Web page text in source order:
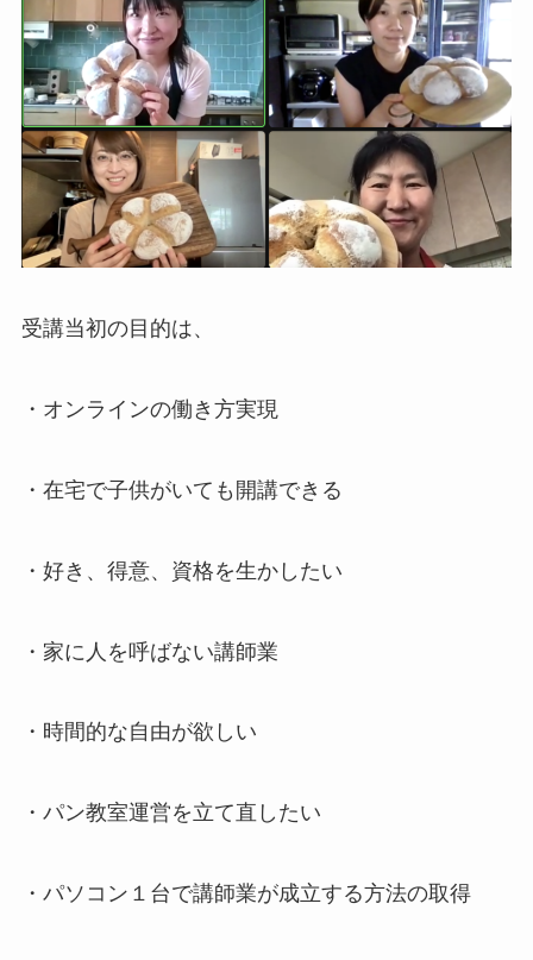
受講当初の目的は、
・オンラインの働き方実現
・在宅で子供がいても開講できる
・好き、得意、資格を生かしたい
・家に人を呼ばない講師業
・時間的な自由が欲しい
・パン教室運営を立て直したい
・パソコン１台で講師業が成立する方法の取得